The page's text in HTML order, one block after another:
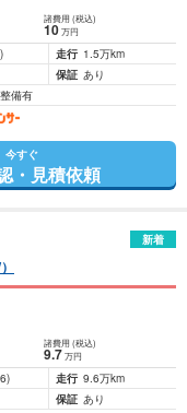
諸費用 (税込)
10 万円
走行 1.5万km
保証 あり
備有
今すぐ
・見積依頼
新着
諸費用 (税込)
9.7 万円
走行 9.6万km
保証 あり